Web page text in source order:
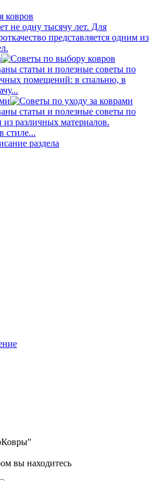
не одну тысячу лет. Для
представляется одним из
статьи и полезные советы по
помещений: в спальню, в
статьи и полезные советы по
из различных материалов.
раздела
вы находитесь